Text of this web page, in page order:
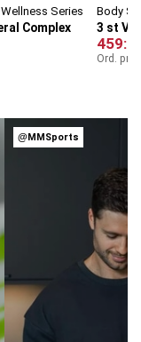
Series
Complex
Body
3 st
459:-
Ord.
@MMSports